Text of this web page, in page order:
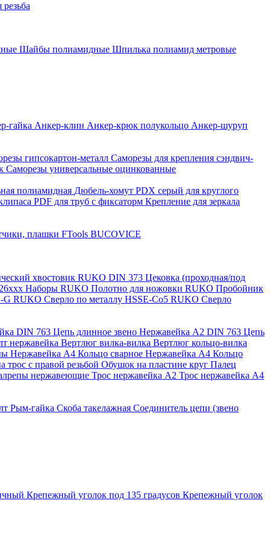
Шайбы полиамидные Шпилька полиамид метровые
гайка Анкер-клин Анкер-крюк полукольцо Анкер-шуруп
гипсокартон-металл Саморезы для крепления сэндвич-
Саморезы универсальные оцинкованные
полиамидная Дюбель-хомут PDX серый для круглого
PDF для труб с фиксаторм Крепление для зеркала
плашки FTools BUCOVICE
хвостовик RUKO DIN 373 Цековка (проходная/под
Наборы RUKO Полотно для ножовки RUKO Пробойник
G RUKO Сверло по металлу HSSE-Co5 RUKO Сверло
DIN 763 Цепь длинное звено Нержавейка A2 DIN 763 Цепь
нержавейка Вертлюг вилка-вилка Вертлюг кольцо-вилка
Нержавейка А4 Кольцо сварное Нержавейка A4 Кольцо
трос с правой резьбой Обушок на пластине круг Палец
нержавеющие Трос нержавейка А2 Трос нержавейка А4
Рым-гайка Скоба такелажная Соединитель цепи (звено
Крепежный уголок под 135 градусов Крепежный уголок